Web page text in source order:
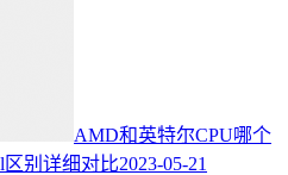
AMD和英特尔CPU哪个
别详细对比2023-05-21